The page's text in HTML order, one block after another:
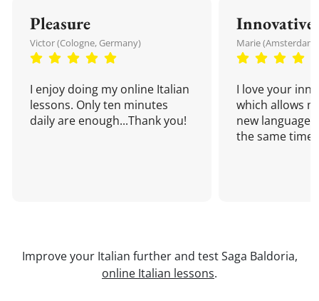
Pleasure
Victor (Cologne, Germany)
I enjoy doing my online Italian
lessons. Only ten minutes
daily are enough...Thank you!
Innovative
Marie
I love your
which allows
new language
the same time!
Improve your Italian further and test Saga Baldoria,
online Italian lessons.